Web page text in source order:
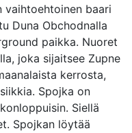
vaihtoehtoinen baari
Duna Obchodnalla
paikka. Nuoret
joka sijaitsee Zupne
kerrosta,
Spojka on
Siellä
Spojkan löytää